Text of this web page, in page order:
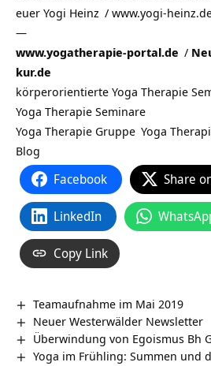
euer Yogi Heinz / www.yogi-
—
www.yogatherapie-portal.de /
kur.de
körperorientierte Yoga Therapie
Yoga Therapie Seminare
Yoga Therapie Gruppe Yoga
Blog
Facebook Share
LinkedIn
Copy Link
Teamaufnahme im Mai 2019
Neuer Westerwälder Newsletter
Überwindung von Egoismus Bh
Yoga im Frühling: Summen und